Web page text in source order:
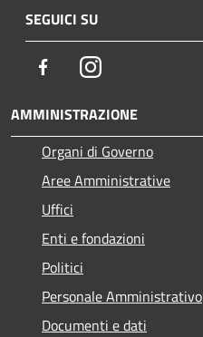
SEGUICI SU
FacebookInstagram
AMMINISTRAZIONE
Organi di Governo
Aree Amministrative
Uffici
Enti e fondazioni
Politici
Personale Amministrativo
Documenti e dati